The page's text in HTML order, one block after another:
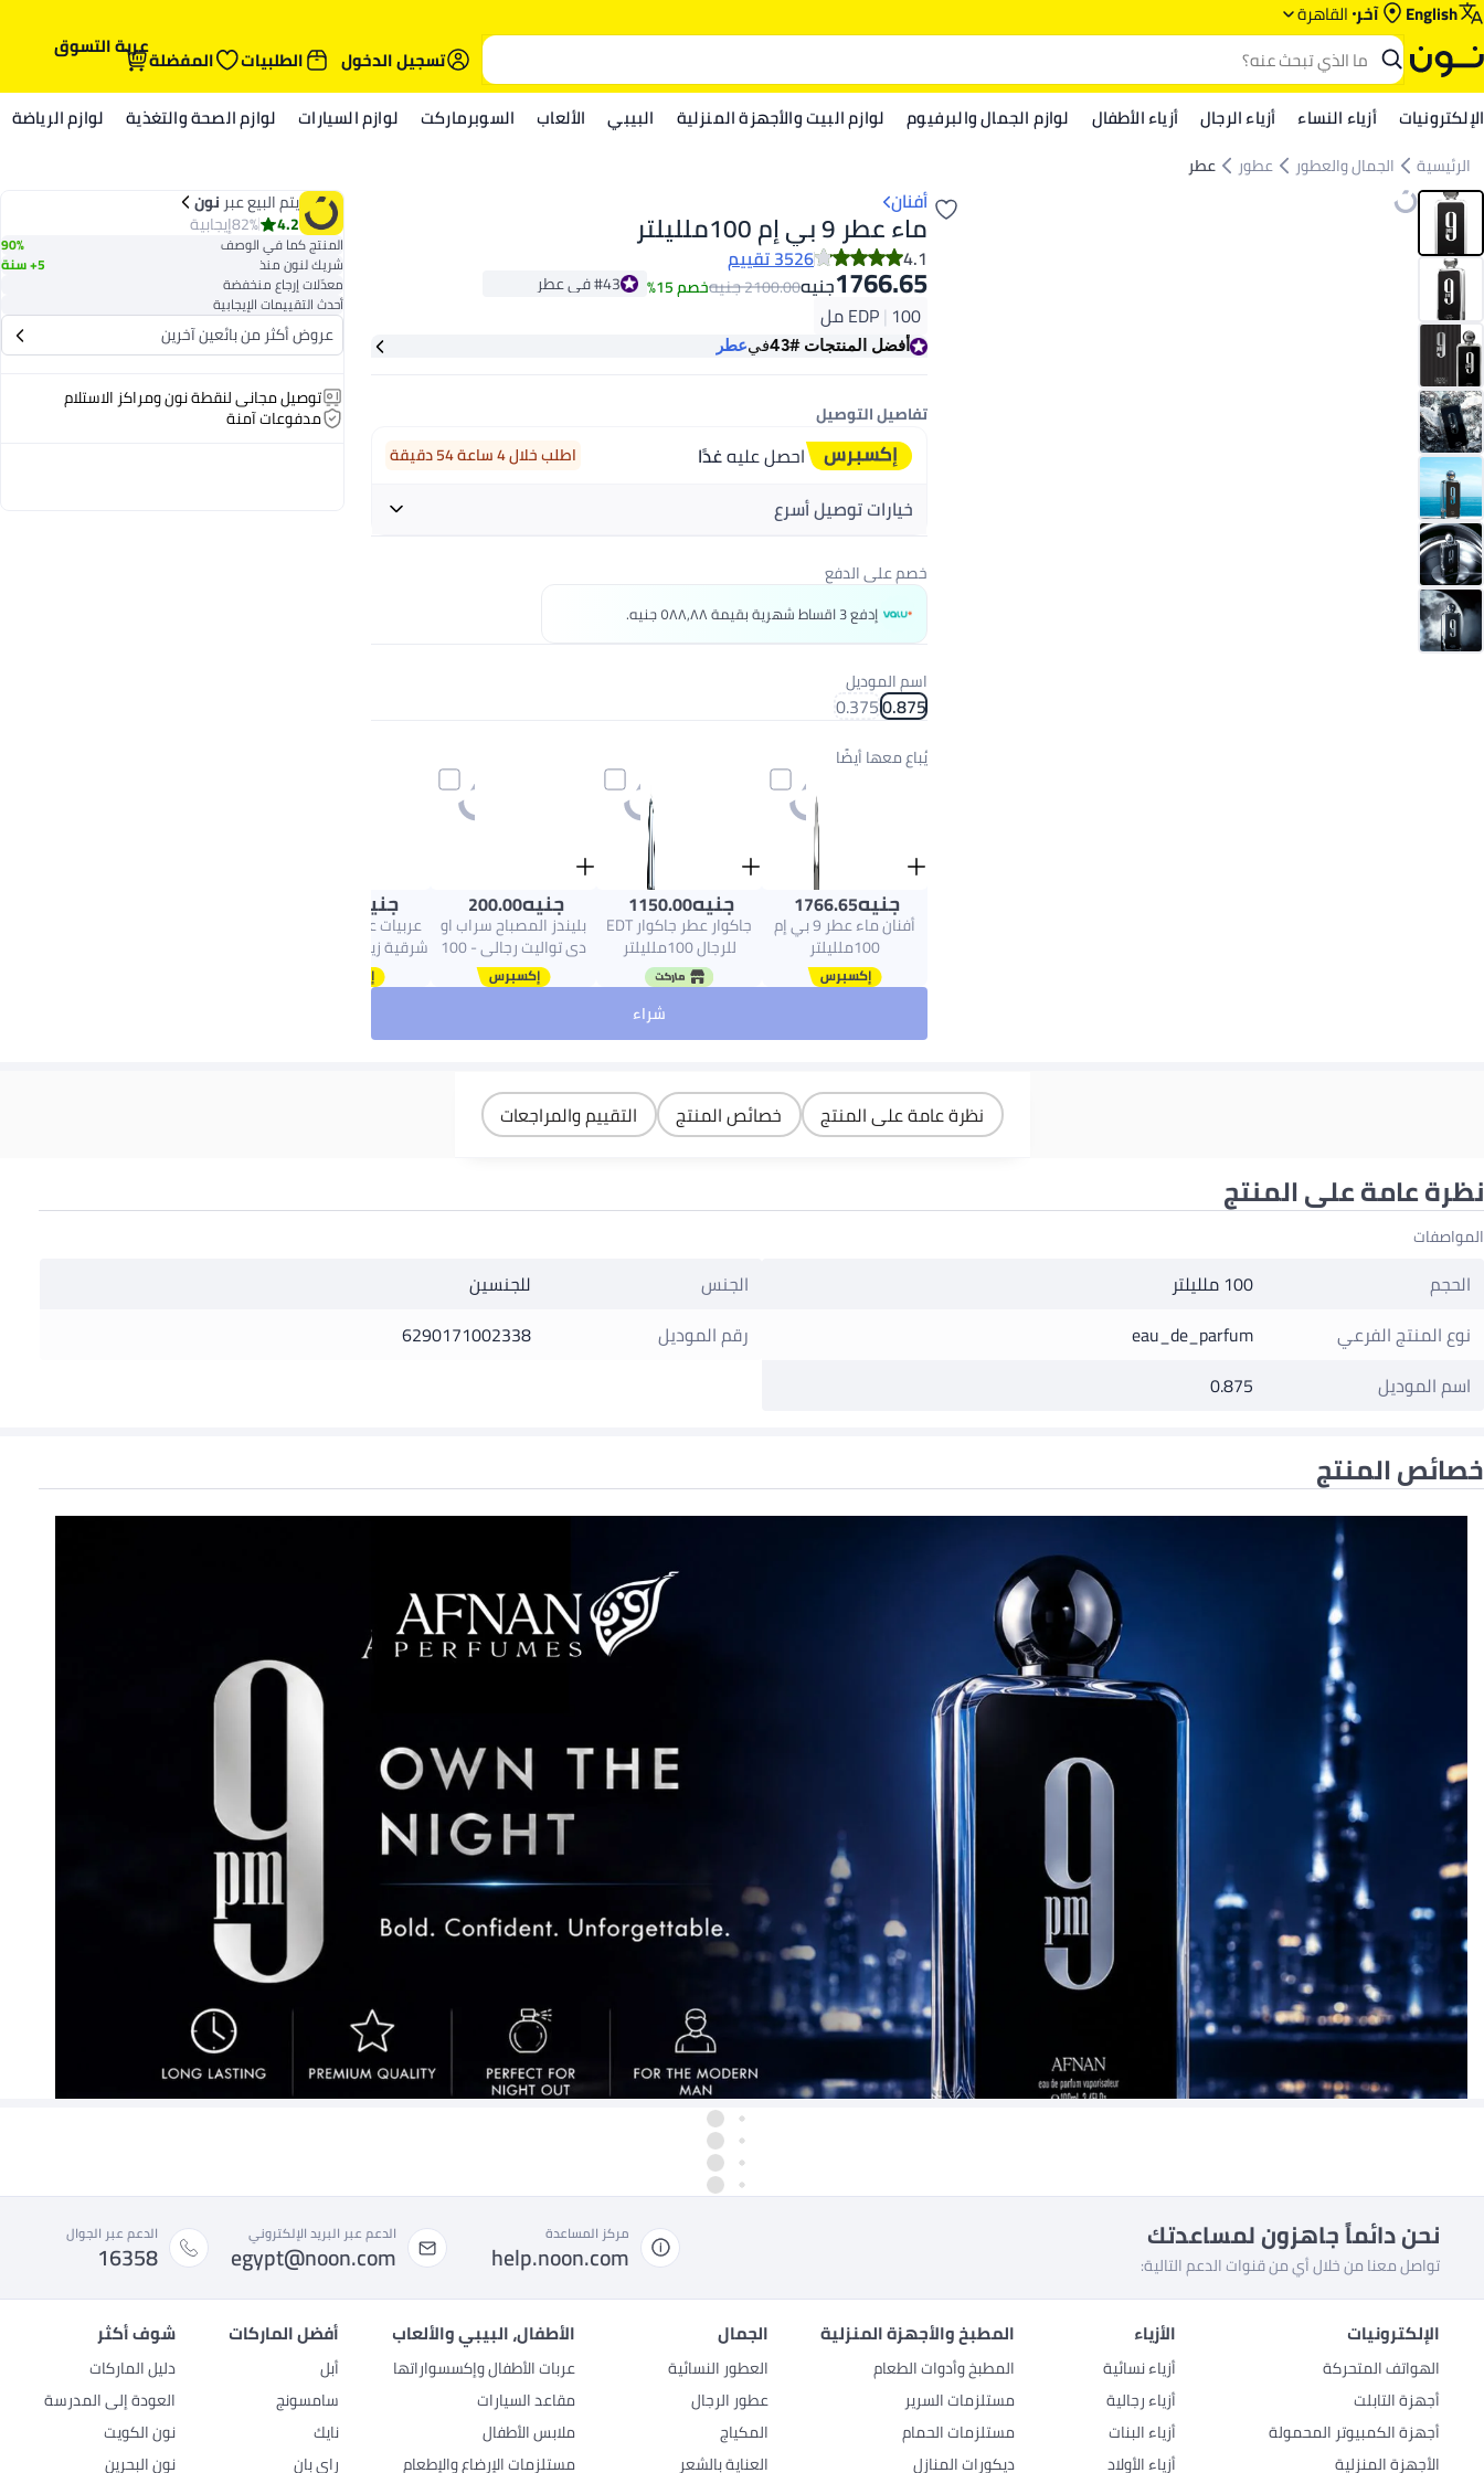
English آخر القاهرة
تسجيل الدخول
الطلبيات المفضلةعربة التسوق
الإلكترونيات أزياء النساء أزياء الرجال أزياء الأطفال لوازم الجمال والبرفيوم لوازم البيت والأجهزة المنزلية البيبي الألعاب السوبرماركت لوازم السيارات لوازم الصحة والتغذية لوازم الرياضة
الرئيسية الجمال والعطور عطور عطر
أفنان
ماء عطر 9 بي إم 100ملليلتر
4.1
3526 تقييم
جنيه1766.65 جنيه2100.00 خصم 15% #43 في عطر
أقل سعر في 30 يوم
EDP| 100 مل
أفضل المنتجات #43 فيعطر
تفاصيل التوصيل
احصل عليهغدًا اطلب خلال 4 ساعة 54 دقيقة
خيارات توصيل أسرع
احصل عليه اليوم
خصم على الدفع
إدفع 3 اقساط شهرية بقيمة ٥٨٨٫٨٨ جنيه.
اسم الموديل
0.875
0.375
يُباع معها أيضًا
جنيه1766.65
أفنان ماء عطر 9 بي إم
100ملليلتر
جنيه1150.00
جاكوار عطر جاكوار EDT
للرجال 100ملليلتر
جنيه200.00
بليندز المصباح سراب او
دى تواليت رجالى - 100
مللى
جنيه
عربيات عطر عربيات عود
شرقية زيت عطري مركز -
شراء
يتم البيع عبر نون
4.2
82%إيجابية
المنتج كما في الوصف 90%
شريك لنون منذ 5+ سنة
معدّلات إرجاع منخفضة
أحدث التقييمات الإيجابية
عروض أكثر من بائعين آخرين
توصيل مجاني لنقطة نون ومراكز الاستلام
مدفوعات آمنة
نظرة عامة على المنتج خصائص المنتج التقييم والمراجعات
نظرة عامة على المنتج
المواصفات
الحجم
100 ملليلتر
نوع المنتج الفرعي
eau_de_parfum
اسم الموديل
0.875
الجنس
للجنسين
رقم الموديل
6290171002338
خصائص المنتج
نحن دائماً جاهزون لمساعدتك
تواصل معنا من خلال أي من قنوات الدعم التالية:
مركز المساعدة
help.noon.com
الدعم عبر البريد الإلكتروني
egypt@noon.com
الدعم عبر الجوال
16358
الإلكترونيات
الهواتف المتحركة
أجهزة التابلت
أجهزة الكمبيوتر المحمولة
الأجهزة المنزلية
الأزياء
أزياء نسائية
أزياء رجالية
أزياء البنات
أزياء الأولاد
المطبخ والأجهزة المنزلية
المطبخ وأدوات الطعام
مستلزمات السرير
مستلزمات الحمام
ديكورات المنازل
الجمال
العطور النسائية
عطور الرجال
المكياج
العناية بالشعر
الأطفال، البيبي والألعاب
عربات الأطفال وإكسسواراتها
مقاعد السيارات
ملابس الأطفال
مستلزمات الإرضاع والإطعام
أفضل الماركات
أبل
سامسونج
نايك
راي بان
شوف أكثر
دليل الماركات
العودة إلى المدرسة
نون الكويت
نون البحرين